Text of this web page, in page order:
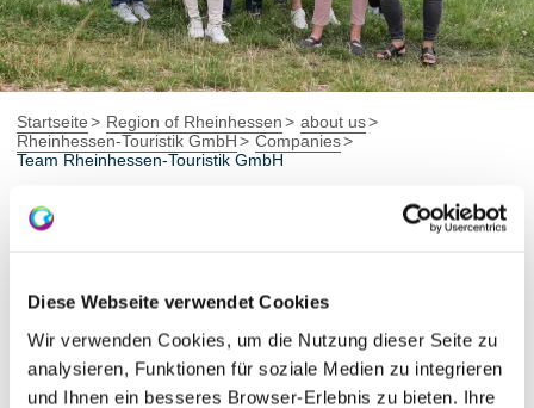
Diese Webseite verwendet Cookies
Wir verwenden Cookies, um die Nutzung dieser Seite zu
analysieren, Funktionen für soziale Medien zu integrieren
und Ihnen ein besseres Browser-Erlebnis zu bieten. Ihre
Startseite Region of Rheinhessen
about us
Rheinhessen-Touristik GmbH
Companies
Team Rheinhessen-Touristik GmbH
Ingrid Weigerding
Medienarbeit + Presse, Rheinhessen EXCELLENT,
reservation system, tourist trade fairs
Media work / press
Product design / purchasing